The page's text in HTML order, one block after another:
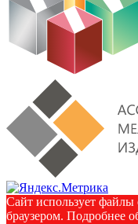
Сайт использует
браузером. Подробнее